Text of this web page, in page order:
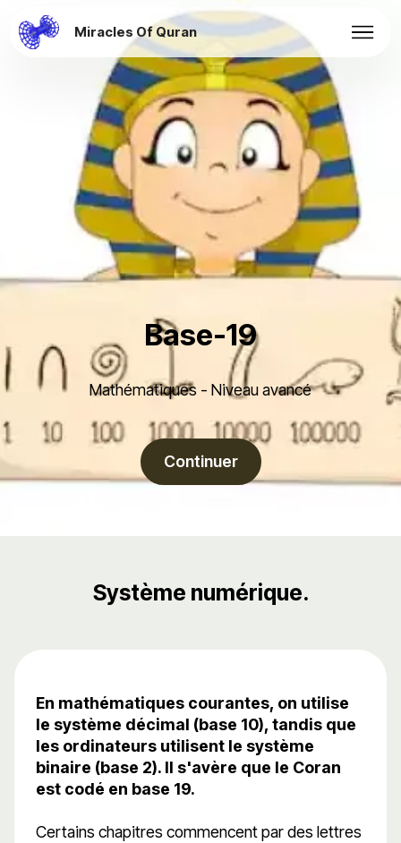
Miracles Of Quran
Base-19
Mathématiques - Niveau avancé
Continuer
Système numérique.
En mathématiques courantes, on utilise
le système décimal (base 10), tandis que
les ordinateurs utilisent le système
binaire (base 2). Il s'avère que le Coran
est codé en base 19.
Certains chapitres commencent par des lettres